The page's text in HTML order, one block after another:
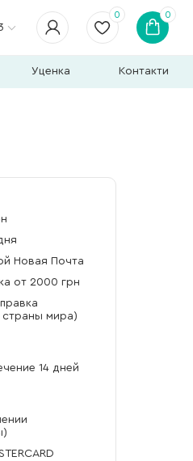
0 0
Уценка Контакти
Новая Почта
от 2000 грн
страны мира)
14 дней